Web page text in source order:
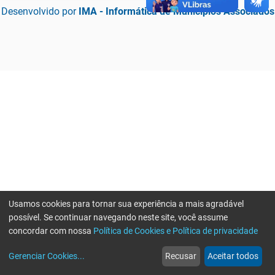
Desenvolvido por IMA - Informática de Municípios Associados
web
Notícias
more_horiz
Mais
Usamos cookies para tornar sua experiência a mais agradável
possível. Se continuar navegando neste site, você assume
concordar com nossa Política de Cookies e Política de privacidade
Gerenciar Cookies... Recusar Aceitar todos
Erro ao enviar informações, por favor tente novamente